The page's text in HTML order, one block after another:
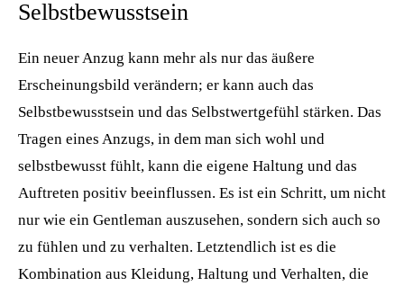
Selbstbewusstsein
Ein neuer Anzug kann mehr als nur das äußere
Erscheinungsbild verändern; er kann auch das
Selbstbewusstsein und das Selbstwertgefühl stärken. Das
Tragen eines Anzugs, in dem man sich wohl und
selbstbewusst fühlt, kann die eigene Haltung und das
Auftreten positiv beeinflussen. Es ist ein Schritt, um nicht
nur wie ein Gentleman auszusehen, sondern sich auch so
zu fühlen und zu verhalten. Letztendlich ist es die
Kombination aus Kleidung, Haltung und Verhalten, die